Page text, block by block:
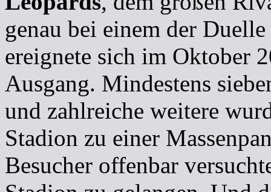
genau bei einem der
ereignete sich im Oktober
Ausgang. Mindestens
und zahlreiche weitere
Stadion zu einer
Besucher offenbar